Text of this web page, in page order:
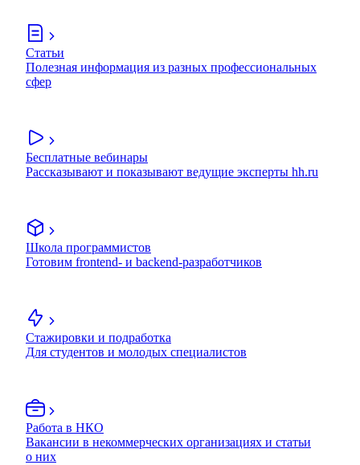
Статьи
Полезная информация из разных профессиональных
сфер
Бесплатные вебинары
Рассказывают и показывают ведущие эксперты hh.ru
Школа программистов
Готовим frontend- и backend-разработчиков
Стажировки и подработка
Для студентов и молодых специалистов
Работа в НКО
Вакансии в некоммерческих организациях и статьи
о них